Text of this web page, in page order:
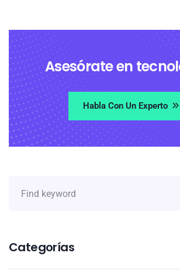
Asesórate en
Habla Con Un Experto
Categorías